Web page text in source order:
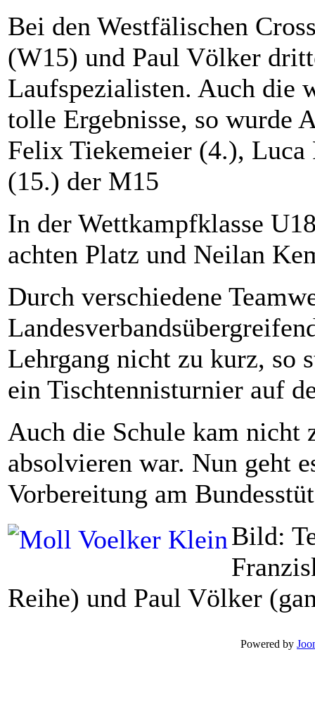
Bei den Westfälischen
(W15) und Paul Völker
Laufspezialisten. Auch die
tolle Ergebnisse, so wurde
Felix Tiekemeier (4.),
(15.) der M15
In der Wettkampfklasse
achten Platz und Neilan
Durch verschiedene
Lehrgang nicht zu kurz, so
ein Tischtennisturnier auf
Auch die Schule kam nicht
absolvieren war. Nun geht
Vorbereitung am
Bild:
Reihe) und Paul Völker
Powered by